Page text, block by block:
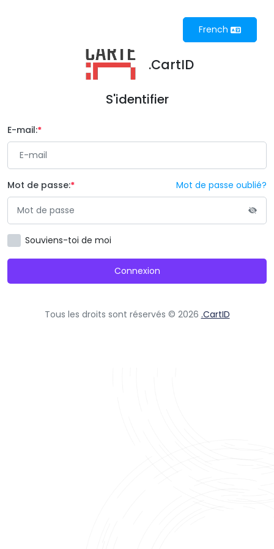
French
.CartID
S'identifier
E-mail:
Mot de passe: Mot de passe oublié?
Souviens-toi de moi
Connexion
Tous les droits sont réservés © 2026 .CartID